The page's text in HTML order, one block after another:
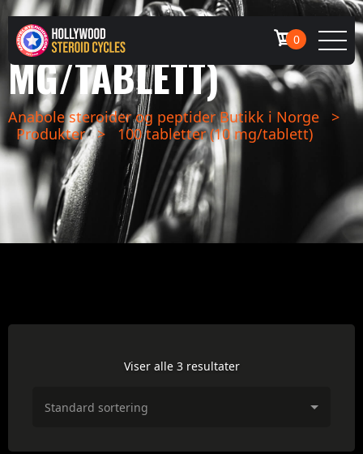
0
100 TABLETTER (10
MG/TABLETT)
Anabole steroider og peptider Butikk i Norge
>
Produkter > 100 tabletter (10 mg/tablett)
Viser alle 3 resultater